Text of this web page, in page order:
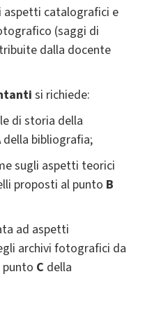
aspetti catalografici e
(saggi di
dalla docente
si richiede:
di storia della
della bibliografia;
sugli aspetti teorici
proposti al punto B
ad aspetti
archivi fotografici da
C della